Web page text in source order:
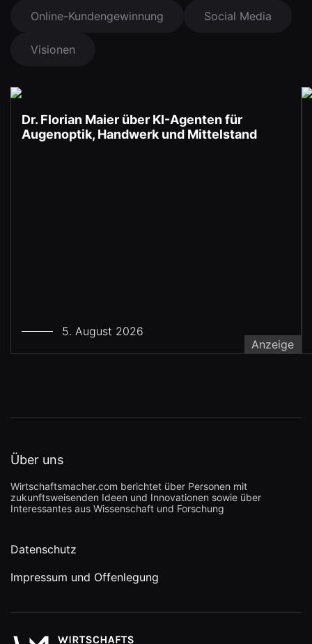
Online-Kundengewinnung Social Media
Visionen
Dr. Florian Maier über KI-Agenten für
Augenoptik, Handwerk und Mittelstand
5. August 2026
Anzeige
Über uns
Wirtschaftsmacher.com berichtet über Personen mit
zukunftsweisenden Ideen und Innovationen sowie über
Interessantes aus Wissenschaft und Forschung
Datenschutz
Impressum und Offenlegung